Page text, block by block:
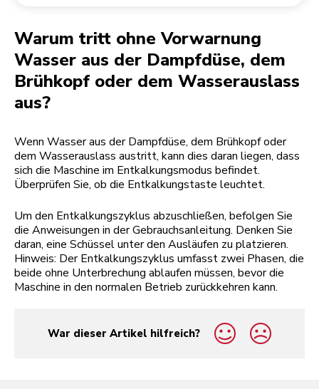
Warum tritt ohne Vorwarnung
Wasser aus der Dampfdüse, dem
Brühkopf oder dem Wasserauslass
aus?
Wenn Wasser aus der Dampfdüse, dem Brühkopf oder
dem Wasserauslass austritt, kann dies daran liegen, dass
sich die Maschine im Entkalkungsmodus befindet.
Überprüfen Sie, ob die Entkalkungstaste leuchtet.
Um den Entkalkungszyklus abzuschließen, befolgen Sie
die Anweisungen in der Gebrauchsanleitung. Denken Sie
daran, eine Schüssel unter den Ausläufen zu platzieren.
Hinweis: Der Entkalkungszyklus umfasst zwei Phasen, die
beide ohne Unterbrechung ablaufen müssen, bevor die
Maschine in den normalen Betrieb zurückkehren kann.
War dieser Artikel hilfreich?
yes
no